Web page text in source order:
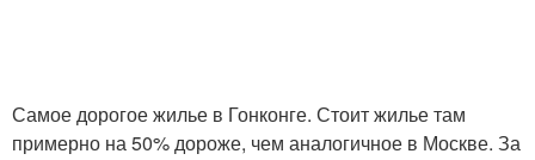
Самое дорогое жилье в Гонконге. Стоит жилье там
примерно на 50% дороже, чем аналогичное в Москве. За